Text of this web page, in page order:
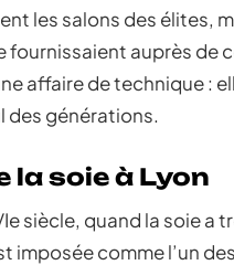
les salons des élites,
fournissaient auprès de
affaire de technique :
des générations.
la soie à Lyon
siècle, quand la soie a
imposée comme l’un